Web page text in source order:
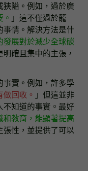
狹隘。例如，過於廣
」這不僅過於籠
事情。解決方法是什
發展對於減少全球碳
明確且集中的主張，
事實。例如，許多學
做回收。 」但這並非
不知道的事實。最好
和教育，能顯著提高
張性，並提供了可以